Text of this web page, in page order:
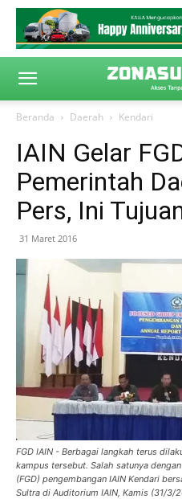
Beranda Daerah Kendari
IAIN Gelar
Pemerintah
Pers, Ini
31 Maret 2016
FGD IAIN - Berbagai langkah terus
kampus tersebut. Salah satunya
(FGD) pengembangan IAIN Kendari
Sultra di Auditorium IAIN, Kamis (31/3/